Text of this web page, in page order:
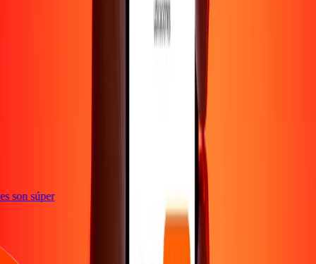
son súper